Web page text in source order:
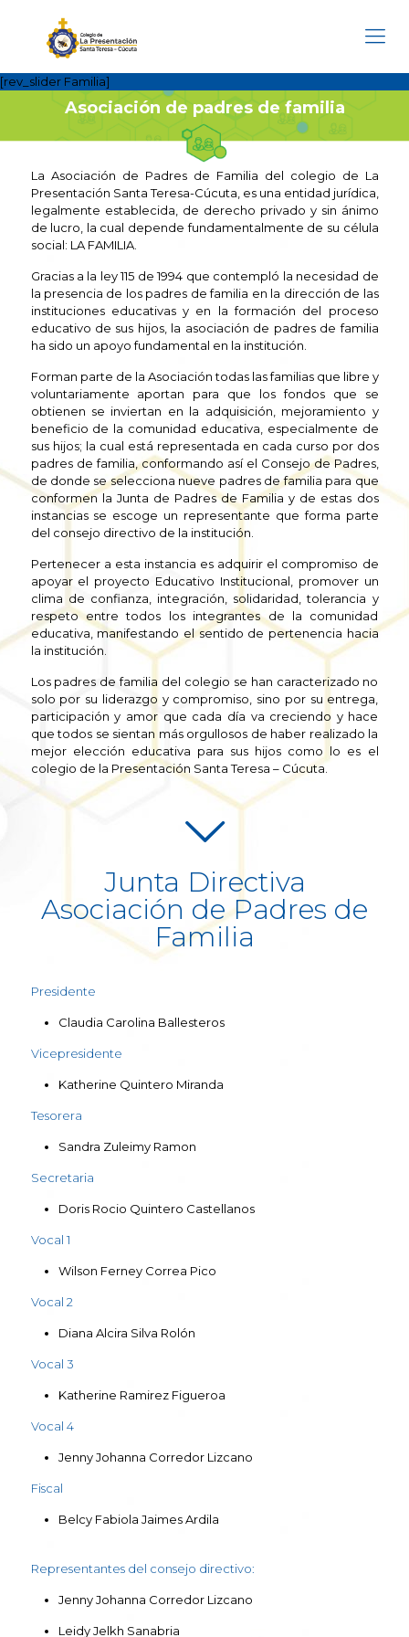
[rev_slider Familia]
Asociación de padres de familia
La Asociación de Padres de Familia del colegio de La
Presentación Santa Teresa-Cúcuta, es una entidad jurídica,
legalmente establecida, de derecho privado y sin ánimo
de lucro, la cual depende fundamentalmente de su célula
social: LA FAMILIA.
Gracias a la ley 115 de 1994 que contempló la necesidad de
la presencia de los padres de familia en la dirección de las
instituciones educativas y en la formación del proceso
educativo de sus hijos, la asociación de padres de familia
ha sido un apoyo fundamental en la institución.
Forman parte de la Asociación todas las familias que libre y
voluntariamente aportan para que los fondos que se
obtienen se inviertan en la adquisición, mejoramiento y
beneficio de la comunidad educativa, especialmente de
sus hijos; la cual está representada en cada curso por dos
padres de familia, conformando así el Consejo de Padres,
de donde se selecciona nueve padres de familia para que
conformen la Junta de Padres de Familia y de estas dos
instancias se escoge un representante que forma parte
del consejo directivo de la institución.
Pertenecer a esta instancia es adquirir el compromiso de
apoyar el proyecto Educativo Institucional, promover un
clima de confianza, integración, solidaridad, tolerancia y
respeto entre todos los integrantes de la comunidad
educativa, manifestando el sentido de pertenencia hacia
la institución.
Los padres de familia del colegio se han caracterizado no
solo por su liderazgo y compromiso, sino por su entrega,
participación y amor que cada día va creciendo y hace
que todos se sientan más orgullosos de haber realizado la
mejor elección educativa para sus hijos como lo es el
colegio de la Presentación Santa Teresa – Cúcuta.
Junta Directiva
Asociación de Padres de
Familia
Presidente
Claudia Carolina Ballesteros
Vicepresidente
Katherine Quintero Miranda
Tesorera
Sandra Zuleimy Ramon
Secretaria
Doris Rocio Quintero Castellanos
Vocal 1
Wilson Ferney Correa Pico
Vocal 2
Diana Alcira Silva Rolón
Vocal 3
Katherine Ramirez Figueroa
Vocal 4
Jenny Johanna Corredor Lizcano
Fiscal
Belcy Fabiola Jaimes Ardila
Representantes del consejo directivo:
Jenny Johanna Corredor Lizcano
Leidy Jelkh Sanabria